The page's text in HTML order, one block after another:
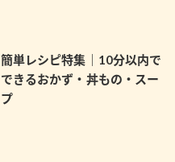
簡単レシピ特集｜10分以内で
できるおかず・丼もの・スー
プ